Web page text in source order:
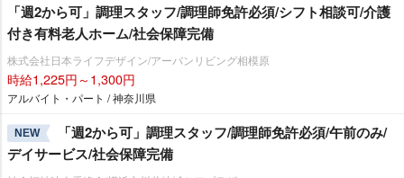
「週2から可」調理スタッフ/調理師免許必須/シフト相談可/介護
付き有料老人ホーム/社会保障完備
株式会社日本ライフデザイン/アーバンリビング相模原
時給1,225円～1,300円
アルバイト・パート / 神奈川県
NEW
「週2から可」調理スタッフ/調理師免許必須/午前のみ/
デイサービス/社会保障完備